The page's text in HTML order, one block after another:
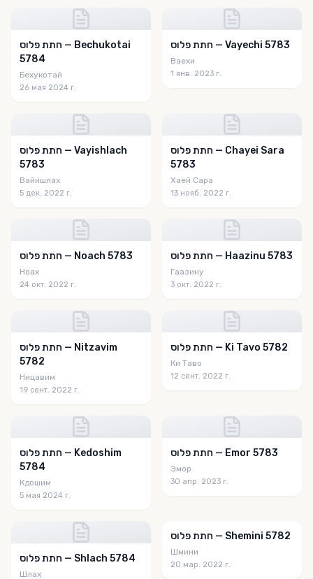
חתת פלוס — Bechukotai
5784
Бехукотай
26 мая 2024 г.
חתת פלוס — Vayechi 5783
Ваехи
1 янв. 2023 г.
חתת פלוס — Vayishlach
5783
Вайишлах
5 дек. 2022 г.
חתת פלוס — Chayei Sara
5783
Хаей Сара
13 нояб. 2022 г.
חתת פלוס — Noach 5783
Ноах
24 окт. 2022 г.
חתת פלוס — Haazinu 5783
Гаазину
3 окт. 2022 г.
חתת פלוס — Nitzavim
5782
Ницавим
19 сент. 2022 г.
חתת פלוס — Ki Tavo 5782
Ки Таво
12 сент. 2022 г.
חתת פלוס — Kedoshim
5784
Кдошим
5 мая 2024 г.
חתת פלוס — Emor 5783
Эмор
30 апр. 2023 г.
חתת פלוס — Shlach 5784
Шлах
חתת פלוס — Shemini 5782
Шмини
20 мар. 2022 г.